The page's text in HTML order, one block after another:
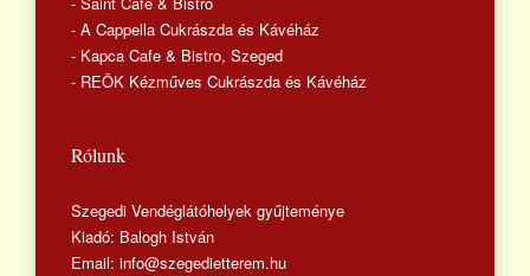
- A Cappella Cukrászda és Kávéház
- Kapca Cafe & Bistro, Szeged
- REÖK Kézműves Cukrászda és Kávéház
Rólunk
Szegedi Vendéglátóhelyek gyűjteménye
Kiadó: Balogh István
Email: info@szegedietterem.hu